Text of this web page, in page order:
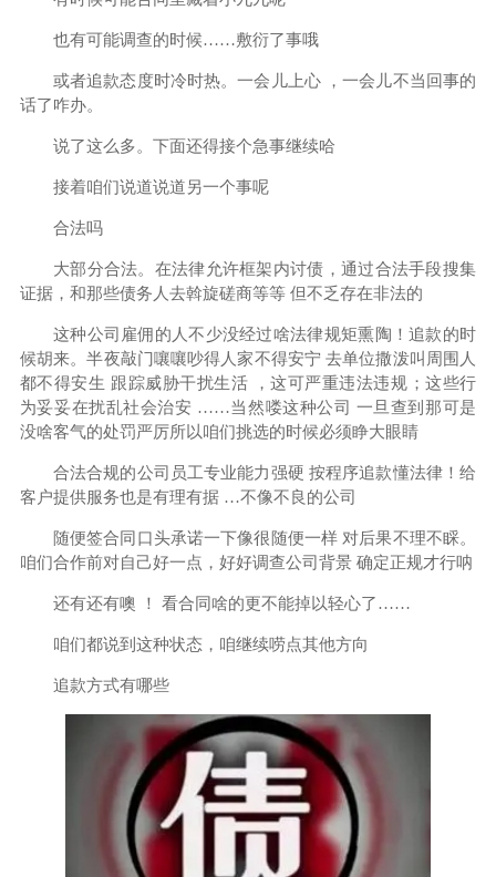
也有可能调查的时候……敷衍了事哦
或者追款态度时冷时热。一会儿上心 ，一会儿不当回事的
话了咋办。
说了这么多。下面还得接个急事继续哈
接着咱们说道说道另一个事呢
合法吗
大部分合法。在法律允许框架内讨债，通过合法手段搜集
证据，和那些债务人去斡旋磋商等等 但不乏存在非法的
这种公司雇佣的人不少没经过啥法律规矩熏陶！追款的时
候胡来。半夜敲门嚷嚷吵得人家不得安宁 去单位撒泼叫周围人
都不得安生 跟踪威胁干扰生活 ，这可严重违法违规；这些行
为妥妥在扰乱社会治安 ……当然喽这种公司 一旦查到那可是
没啥客气的处罚严厉所以咱们挑选的时候必须睁大眼睛
合法合规的公司员工专业能力强硬 按程序追款懂法律！给
客户提供服务也是有理有据 …不像不良的公司
随便签合同口头承诺一下像很随便一样 对后果不理不睬。
咱们合作前对自己好一点，好好调查公司背景 确定正规才行呐
还有还有噢 ！ 看合同啥的更不能掉以轻心了……
咱们都说到这种状态，咱继续唠点其他方向
追款方式有哪些